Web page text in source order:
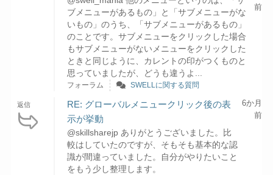
ブメニューがあるもの」と「サブメニューがな
いもの」のうち、「サブメニューがあるもの」
のことです。サブメニューをクリックした場合
もサブメニューがないメニューをクリックした
ときと同じように、カレントの印がつくものと
思っていましたが、どうも違うよ...
前
フォーラム SWELLに関する質問
返信
RE: グローバルメニュークリック後の表
示が挙動
@skillsharejp ありがとうございました。比
較はしていたのですが、そもそも基本的な認
識が間違っていました。自分がやりたいこと
をもう少し整理します。
6か月
前